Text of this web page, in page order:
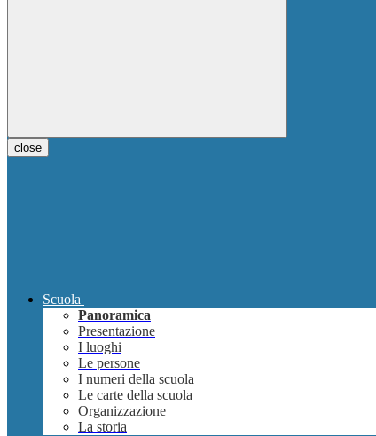
close
Scuola
Panoramica
Presentazione
I luoghi
Le persone
I numeri della scuola
Le carte della scuola
Organizzazione
La storia